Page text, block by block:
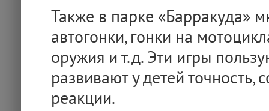
Также в парке «Барракуда»
автогонки, гонки на
оружия и т.д. Эти игры
развивают у детей точность,
реакции.